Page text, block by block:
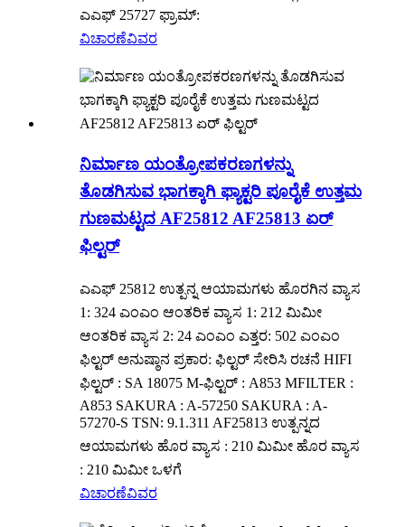
ಎಎಫ್ 25727 ಫ್ರಾಮ್:
ವಿಚಾರಣೆವಿವರ
ನಿರ್ಮಾಣ ಯಂತ್ರೋಪಕರಣಗಳನ್ನು
ತೊಡಗಿಸುವ ಭಾಗಕ್ಕಾಗಿ ಫ್ಯಾಕ್ಟರಿ ಪೂರೈಕೆ ಉತ್ತಮ
ಗುಣಮಟ್ಟದ AF25812 AF25813 ಏರ್
ಫಿಲ್ಟರ್
ಎಎಫ್ 25812 ಉತ್ಪನ್ನ ಆಯಾಮಗಳು ಹೊರಗಿನ ವ್ಯಾಸ
1: 324 ಎಂಎಂ ಆಂತರಿಕ ವ್ಯಾಸ 1: 212 ಮಿಮೀ
ಆಂತರಿಕ ವ್ಯಾಸ 2: 24 ಎಂಎಂ ಎತ್ತರ: 502 ಎಂಎಂ
ಫಿಲ್ಟರ್ ಅನುಷ್ಠಾನ ಪ್ರಕಾರ: ಫಿಲ್ಟರ್ ಸೇರಿಸಿ ರಚನೆ HIFI
ಫಿಲ್ಟರ್ : SA 18075 M-ಫಿಲ್ಟರ್ : A853 MFILTER :
A853 SAKURA : A-57250 SAKURA : A-
57270-S TSN: 9.1.311 AF25813 ಉತ್ಪನ್ನದ
ಆಯಾಮಗಳು ಹೊರ ವ್ಯಾಸ : 210 ಮಿಮೀ ಹೊರ ವ್ಯಾಸ
: 210 ಮಿಮೀ ಒಳಗೆ
ವಿಚಾರಣೆವಿವರ